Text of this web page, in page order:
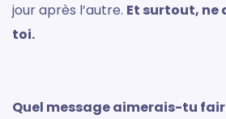
jour après l’autre. Et surtout, ne
toi.
Quel message aimerais-tu